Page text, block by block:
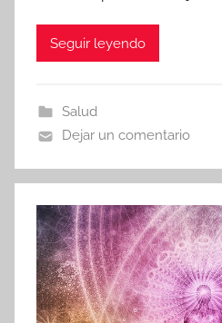
Seguir leyendo
Salud
Dejar un comentario